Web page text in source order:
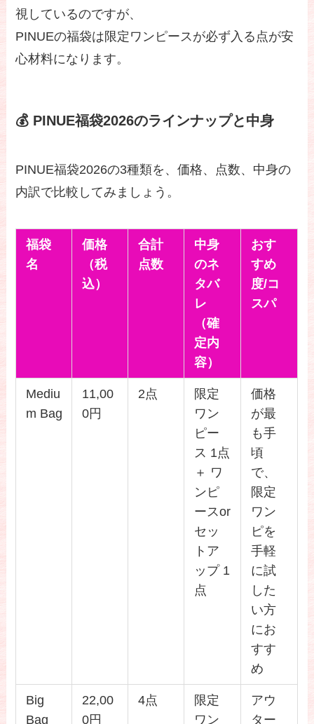
視しているのですが、
PINUEの福袋は限定ワンピースが必ず入る点が安
心材料になります。
💰 PINUE福袋2026のラインナップと中身
PINUE福袋2026の3種類を、価格、点数、中身の
内訳で比較してみましょう。
福袋
名
価格
（税
込）
合計
点数
中身
のネ
タバ
レ
（確
定内
容）
おす
すめ
度/コ
スパ
Mediu
m Bag
11,00
0円
2点
限定
ワン
ピー
ス 1点
＋ ワ
ンピ
ースor
セッ
トア
ップ 1
点
価格
が最
も手
頃
で、
限定
ワン
ピを
手軽
に試
した
い方
にお
すす
め
Big
Bag
22,00
0円
4点
限定
ワン
アウ
ター